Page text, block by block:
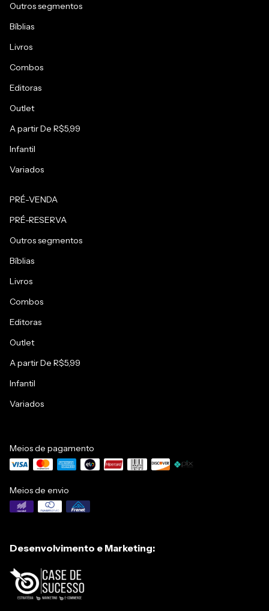
Outros segmentos
Bíblias
Livros
Combos
Editoras
Outlet
A partir De R$5,99
Infantil
Variados
PRÉ-VENDA
PRÉ-RESERVA
Outros segmentos
Bíblias
Livros
Combos
Editoras
Outlet
A partir De R$5,99
Infantil
Variados
Meios de pagamento
Meios de envio
Desenvolvimento e Marketing: